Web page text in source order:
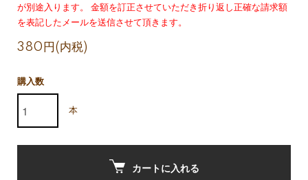
が別途入ります。 金額を訂正させていただき折り返し正確な請求額
を表記したメールを送信させて頂きます。
380円(内税)
購入数
本
カートに入れる